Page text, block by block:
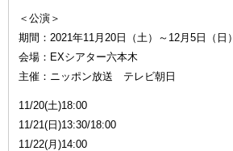
＜公演＞
期間：2021年11月20日（土）～12月5日（日）
会場：EXシアター六本木
主催：ニッポン放送 テレビ朝日
11/20(土)18:00
11/21(日)13:30/18:00
11/22(月)14:00